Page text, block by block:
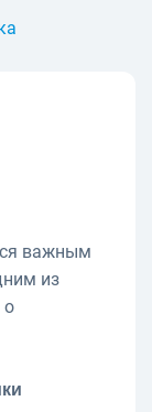
важным
из
о